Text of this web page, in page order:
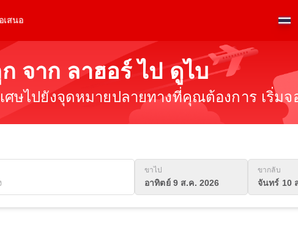
เสนอ
จาก ลาฮอร์ ไป ดูไบ
ศษไปยังจุดหมายปลายทางที่คุณต้องการ เริ่มจ
ขาไป
อาทิตย์ 9 ส.ค. 2026
ขากลับ
จันทร์ 10